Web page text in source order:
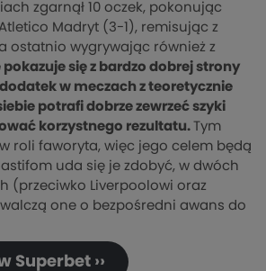
zgarnął 10 oczek, pokonując
Madryt (3-1), remisując z
ostatnio wygrywając również z
pokazuje się z bardzo dobrej strony
w meczach z teoretycznie
potrafi dobrze zewrzeć szyki
korzystnego rezultatu. Tym
roli faworyta, więc jego celem będą
uda się je zdobyć, w dwóch
(przeciwko Liverpoolowi oraz
one o bezpośredni awans do
Superbet ››